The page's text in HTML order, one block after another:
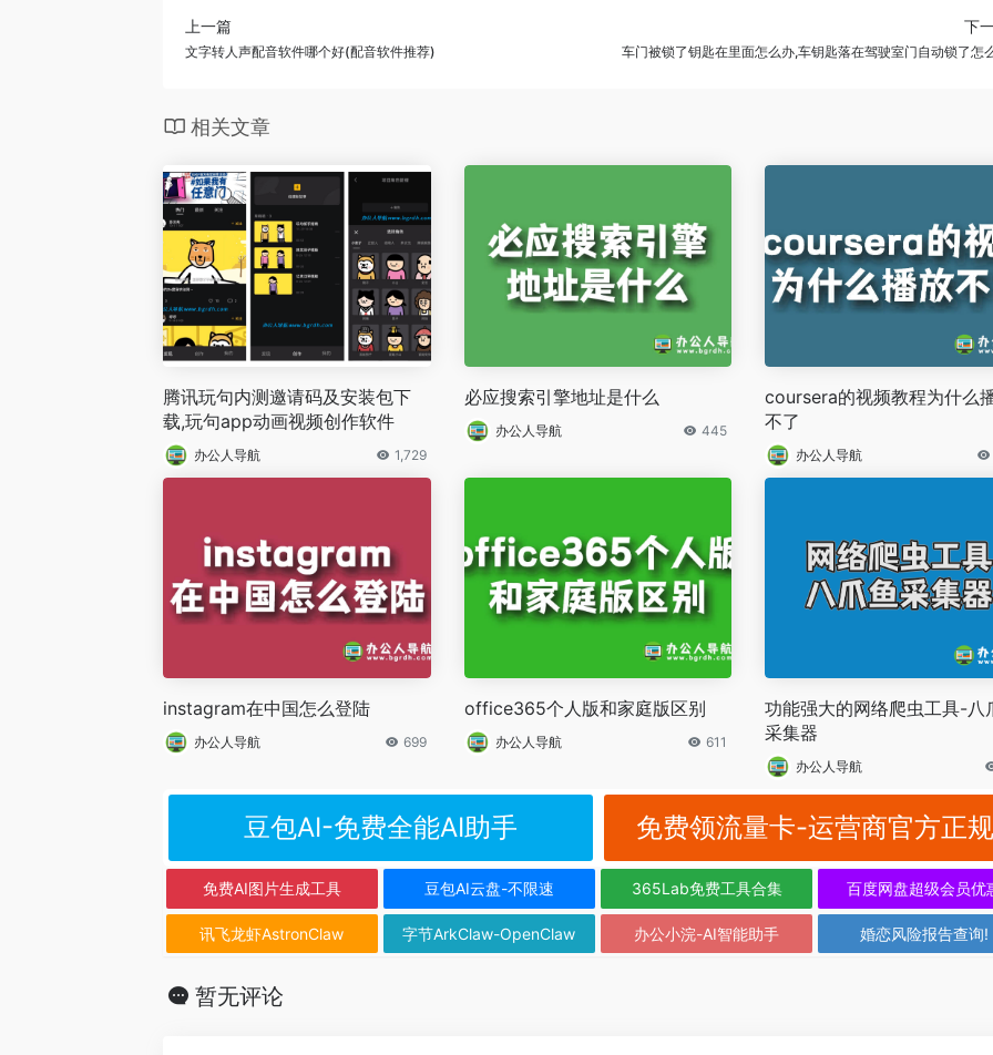
上一篇
文字转人声配音软件哪个好(配音软件推荐)
下
车门被锁了钥匙在里面怎么办,车钥匙落在驾驶室门自动锁了怎
相关文章
腾讯玩句内测邀请码及安装包下
载,玩句app动画视频创作软件
办公人导航 1,729
必应搜索引擎地址是什么
办公人导航 445
coursera的视频教程为什么
不了
办公人导航
instagram在中国怎么登陆
办公人导航 699
office365个人版和家庭版区别
办公人导航 611
功能强大的网络爬虫工具-八
采集器
办公人导航
豆包AI-免费全能AI助手 免费领流量卡-运营商官方正规
免费AI图片生成工具 豆包AI云盘-不限速 365Lab免费工具合集 百度网盘超级会员优
讯飞龙虾AstronClaw 字节ArkClaw-OpenClaw 办公小浣-AI智能助手 婚恋风险报告查询!
暂无评论